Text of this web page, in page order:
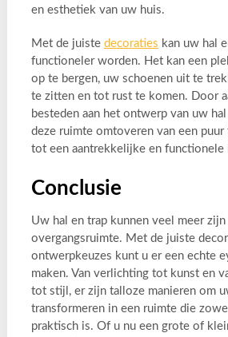
en esthetiek van uw huis.
Met de juiste decoraties kan uw hal
functioneler worden. Het kan een
op te bergen, uw schoenen uit te
te zitten en tot rust te komen. Door
besteden aan het ontwerp van uw
deze ruimte omtoveren van een
tot een aantrekkelijke en functionele
Conclusie
Uw hal en trap kunnen veel meer zijn
overgangsruimte. Met de juiste
ontwerpkeuzes kunt u er een echte
maken. Van verlichting tot kunst en
tot stijl, er zijn talloze manieren om
transformeren in een ruimte die
praktisch is. Of u nu een grote of